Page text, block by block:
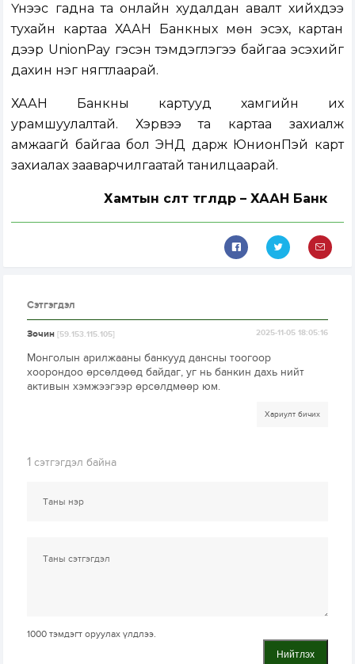
Үүнээс гадна та онлайн худалдан авалт хийхдээ
тухайн картаа ХААН Банкных мөн эсэх, картан
дээр UnionPay гэсэн тэмдэглэгээ байгаа эсэхийг
дахин нэг нягтлаарай.
ХААН Банкны картууд хамгийн их
урамшуулалтай. Хэрвээ та картаа захиалж
амжаагүй байгаа болЭНД дарж ЮнионПэй карт
захиалах зааварчилгаатай танилцаарай.
Хамтын өсөлт төгөлдөр – ХААН Банк
Сэтгэгдэл
Зочин[59.153.115.105] 2025-11-05 18:05:16
Монголын арилжааны банкууд дансны тоогоор
хоорондоо өрсөлдөөд байдаг, уг нь банкин дахь нийт
активын хэмжээгээр өрсөлдмөөр юм.
Хариулт бичих
1 сэтгэгдэл байна
1000 тэмдэгт оруулах үлдлээ.
Нийтлэх